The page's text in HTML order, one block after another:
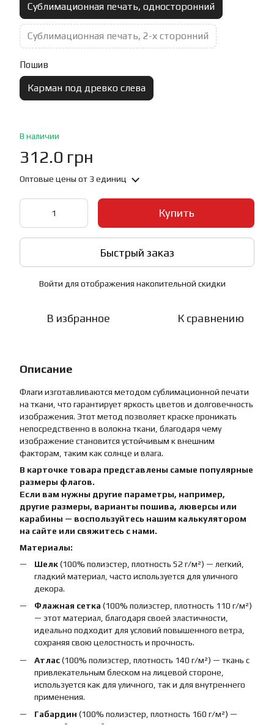
Сублимационная печать, односторонний
Сублимационная печать, 2-х сторонний
Пошив
Карман под древко слева
В наличии
312.0 грн
Оптовые цены от 3 единиц
Купить
Быстрый заказ
Войти для отображения накопительной скидки
В избранное К сравнению
Описание
Флаги изготавливаются методом сублимационной печати
на ткани, что гарантирует яркость цветов и долговечность
изображения. Этот метод позволяет краске проникать
непосредственно в волокна ткани, благодаря чему
изображение становится устойчивым к внешним
факторам, таким как солнце и влага.
В карточке товара представлены самые популярные
размеры флагов.
Если вам нужны другие параметры, например,
другие размеры, варианты пошива, люверсы или
карабины — воспользуйтесь нашим калькулятором
на сайте или свяжитесь с нами.
Материалы:
Шелк(100% полиэстер, плотность 52 г/м²) — легкий,
гладкий материал, часто используется для уличного
декора.
Флажная сетка (100% полиэстер, плотность 110 г/м²)
— этот материал, благодаря своей эластичности,
идеально подходит для условий повышенного ветра,
сохраняя свою целостность и прочность.
Атлас(100% полиэстер, плотность 140 г/м²) — ткань с
привлекательным блеском на лицевой стороне,
используется как для уличного, так и для внутреннего
применения.
Габардин (100% полиэстер, плотность 160 г/м²) —